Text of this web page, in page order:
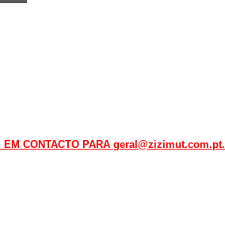
EM CONTACTO PARA geral@zizimut.com.pt.